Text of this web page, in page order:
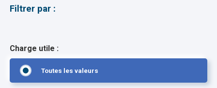
Filtrer par :
Charge utile :
Toutes les valeurs